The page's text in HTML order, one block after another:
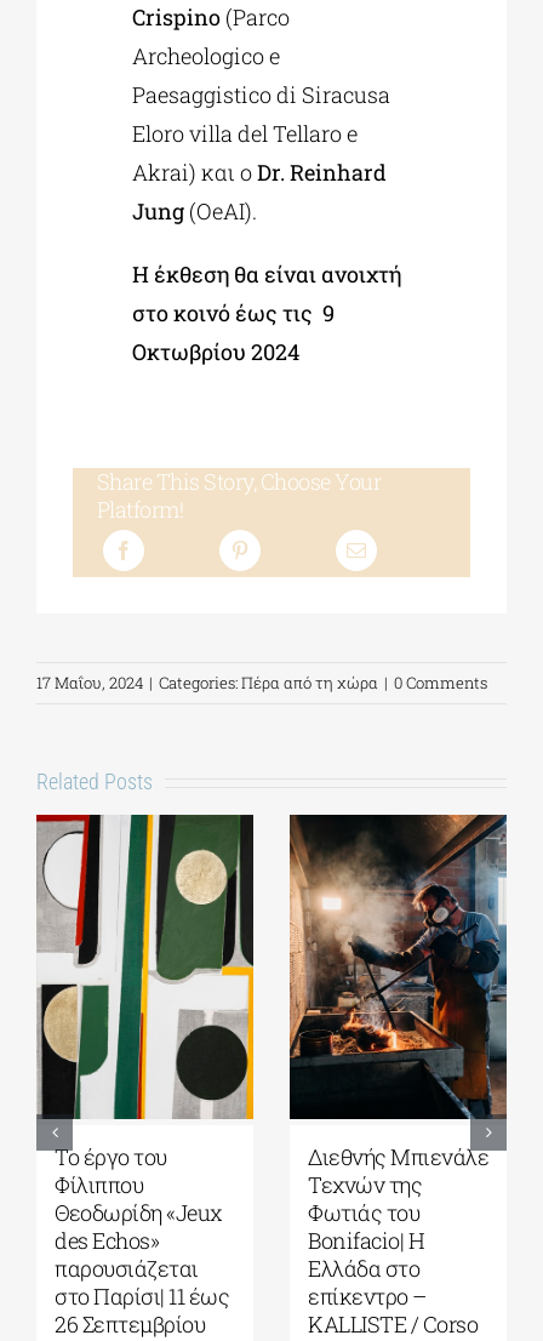
Crispino (Parco
Archeologico e
Paesaggistico di Siracusa
Eloro villa del Tellaro e
Akrai) και οDr.Reinhard
Jung (OeAI).
Η έκθεση θα είναι ανοιχτή
στο κοινό έως τις 9
Οκτωβρίου 2024
Share This Story, Choose Your
Platform!
17 Μαΐου, 2024 | Categories:Πέρα από τη χώρα | 0 Comments
Related Posts
«Jeux
11 έως
Διεθνής Μπιενάλε
Φωτιάς του
Bonifacio| Η
Ελλάδα στο
επίκεντρο –
KALLISTE / Corso
Η «Πρώτη
του Ιωάννη
Κονδυλάκη
Foyles!
6 Αυγούστου,